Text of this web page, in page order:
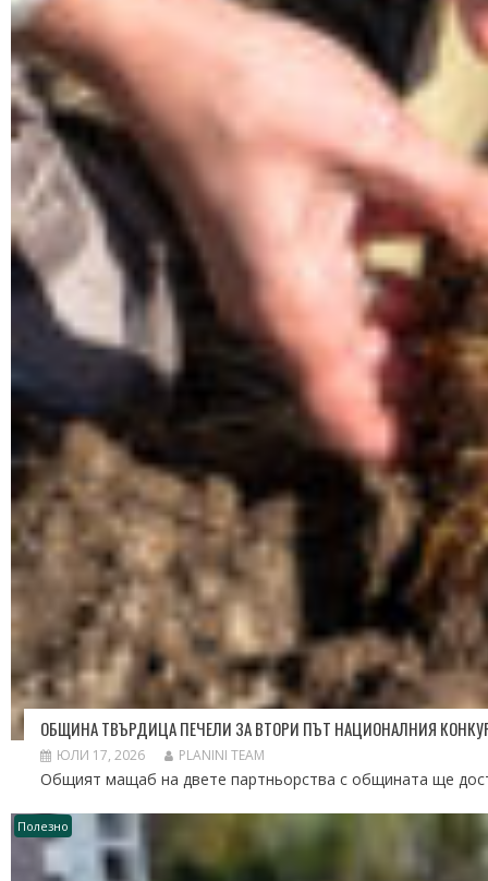
ОБЩИНА ТВЪРДИЦА ПЕЧЕЛИ ЗА ВТОРИ ПЪТ НАЦИОНАЛНИЯ
ЮЛИ 17, 2026 PLANINI TEAM
Общият мащаб на двете партньорства с общината ще
Полезно